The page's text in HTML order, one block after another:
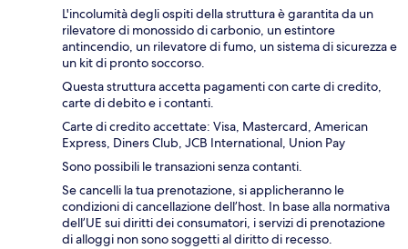
L'incolumità degli ospiti della struttura è garantita da un
rilevatore di monossido di carbonio, un estintore
antincendio, un rilevatore di fumo, un sistema di sicurezza e
un kit di pronto soccorso.
Questa struttura accetta pagamenti con carte di credito,
carte di debito e i contanti.
Carte di credito accettate: Visa, Mastercard, American
Express, Diners Club, JCB International, Union Pay
Sono possibili le transazioni senza contanti.
Se cancelli la tua prenotazione, si applicheranno le
condizioni di cancellazione dell’host. In base alla normativa
dell’UE sui diritti dei consumatori, i servizi di prenotazione
di alloggi non sono soggetti al diritto di recesso.